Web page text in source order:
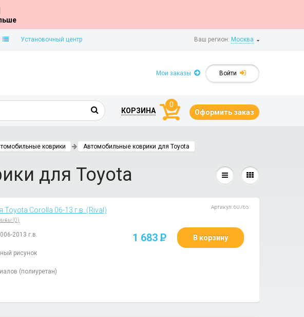
Ваш регион: Москва
Установочный центр
Войти
Мои заказы
КОРЗИНА
0
Оформить заказ
коврики Автомобильные коврики для Toyota
для Toyota
Артикул: 60765
Corolla 06-13 г.в. (Rival)
(0)
1 683 P В корзину
2013 г.в.
рисунок
(полиуретан)